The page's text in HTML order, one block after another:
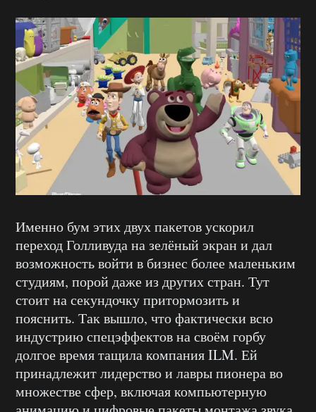
Именно бум этих двух пакетов ускорил
переход Голливуда на зелёный экран и дал
возможность войти в бизнес более маленьким
студиям, порой даже из других стран. Тут
стоит на секундочку притормозить и
пояснить. Так вышло, что фактически всю
индустрию спецэффектов на своём горбу
долгое время тащила компания ILM. Ей
принадлежит лидерство и лавры пионера во
множестве сфер, включая компьютерную